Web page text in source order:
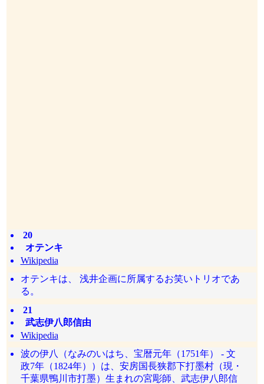
20
オテンキ
Wikipedia
オテンキは、 浅井企画に所属するお笑いトリオであ
る。
21
武志伊八郎信由
Wikipedia
波の伊八（なみのいはち、宝暦元年（1751年） - 文
政7年（1824年））は、安房国長狭郡下打墨村（現・
千葉県鴨川市打墨）生まれの宮彫師、武志伊八郎信